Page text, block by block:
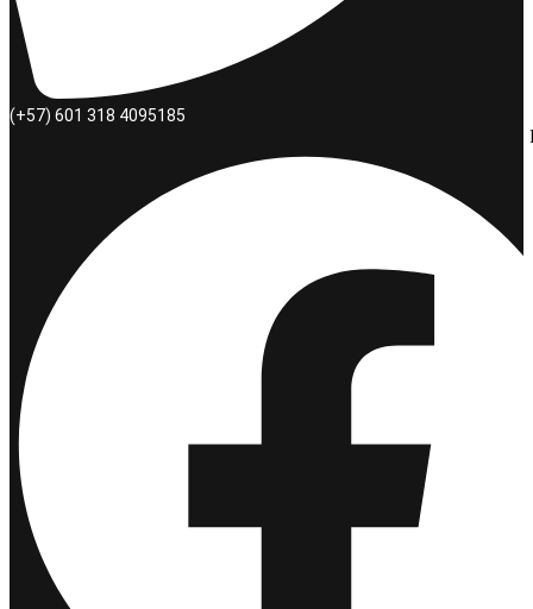
(+57) 601 318 4095185